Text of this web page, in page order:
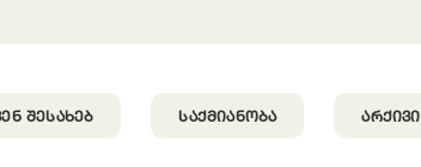
ᲨᲔᲡᲐᲮᲔᲑ ᲡᲐᲥᲛᲘᲐᲜᲝᲑᲐ ᲐᲠᲥᲘᲕᲘ